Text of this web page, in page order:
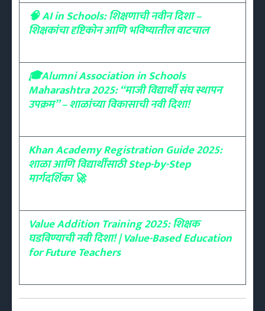
🧠 AI in Schools: शिक्षणाची नवीन दिशा –
शिक्षकांचा दृष्टिकोन आणि भविष्यातील वाटचाल
🎓Alumni Association in Schools
Maharashtra 2025: “माजी विद्यार्थी संघ स्थापन
उपक्रम” – शाळांच्या विकासाची नवी दिशा!
Khan Academy Registration Guide 2025:
शाळा आणि विद्यार्थींसाठी Step-by-Step
मार्गदर्शिका 🚀
Value Addition Training 2025: शिक्षक
घडविण्याची नवी दिशा! | Value-Based Education
for Future Teachers